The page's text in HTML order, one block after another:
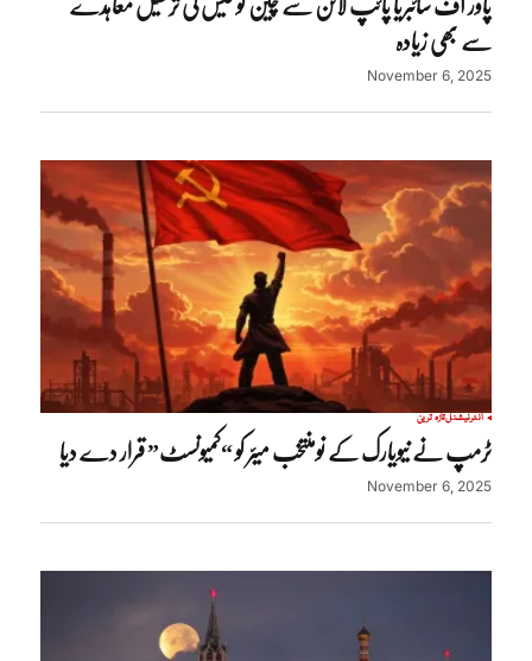
سے بھی زیادہ
November 6, 2025
انٹرنیشنلتازہ ترین
ٹرمپ نے نیویارک کے نومنتخب میئر کو “کمیونسٹ” قرار دے دیا
November 6, 2025